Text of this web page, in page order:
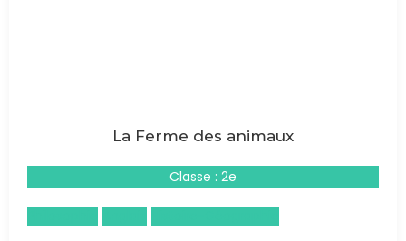
La Ferme des animaux
Classe : 2e